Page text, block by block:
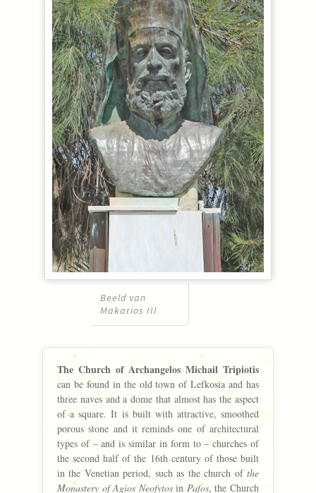
Beeld van
Makarios III
The Church of Archangelos Michail Tripiotis
can be found in the old town of Lefkosia and has
three naves and a dome that almost has the aspect
of a square. It is built with attractive, smoothed
porous stone and it reminds one of architectural
types of – and is similar in form to – churches of
the second half of the 16th century of those built
in the Venetian period, such as the church of the
Monastery of Agios Neofytosin Pafos, the Church